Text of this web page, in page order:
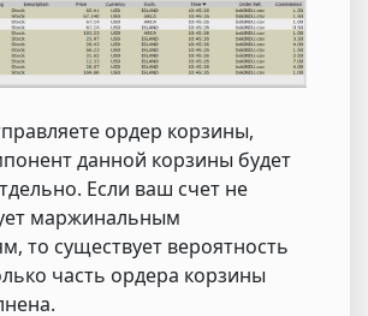
ордер корзины,
данной корзины будет
Если ваш счет не
маржинальным
то существует вероятность
часть ордера корзины